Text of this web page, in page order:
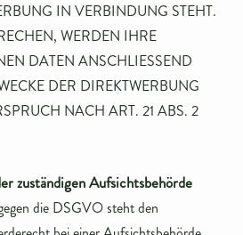
IN VERBINDUNG STEHT.
WERDEN IHRE
DATEN ANSCHLIESSEND
DER DIREKTWERBUNG
NACH ART. 21 ABS. 2
zuständigen Aufsichtsbehörde
die DSGVO steht den